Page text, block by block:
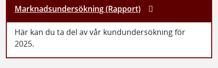
Marknadsundersökning (Rapport)
Här kan du ta del av vår kundundersökning för
2025.